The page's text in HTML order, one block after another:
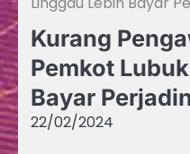
Kurang
Pemkot
Bayar
22/02/2024